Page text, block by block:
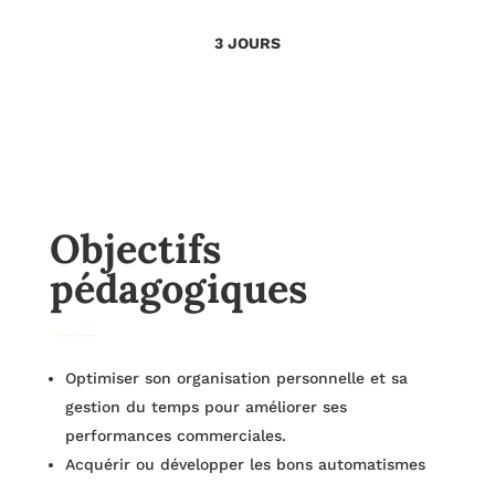
3 JOURS
Objectifs
pédagogiques
Optimiser son organisation personnelle et sa
gestion du temps pour améliorer ses
performances commerciales.
Acquérir ou développer les bons automatismes